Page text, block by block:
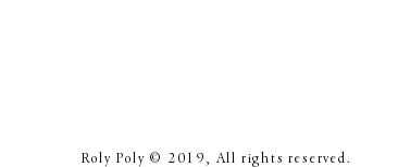
Roly Poly © 2019, All rights reserved.